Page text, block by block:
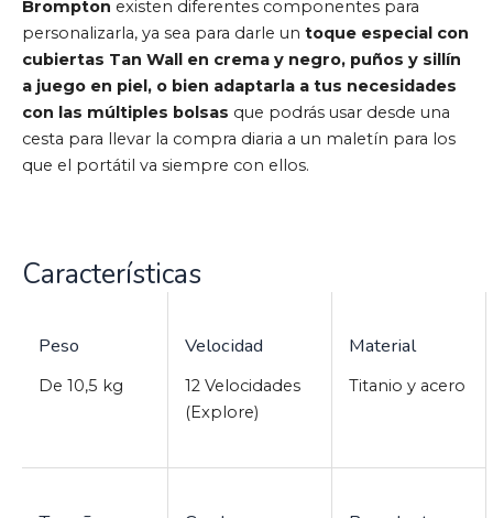
Brompton existen diferentes componentes para
personalizarla, ya sea para darle un toque especial con
cubiertas Tan Wall en crema y negro, puños y sillín
a juego en piel, o bien adaptarla a tus necesidades
con las múltiples bolsas que podrás usar desde una
cesta para llevar la compra diaria a un maletín para los
que el portátil va siempre con ellos.
Características
Peso
De 10,5 kg
Velocidad
12 Velocidades
(Explore)
Material
Titanio y acero